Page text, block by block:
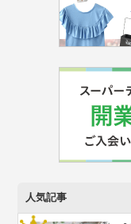
人気記事